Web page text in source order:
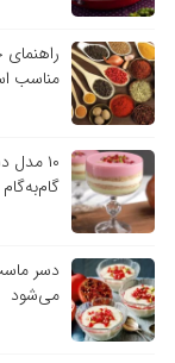
مناسب
گام‌به‌گام
می‌شود